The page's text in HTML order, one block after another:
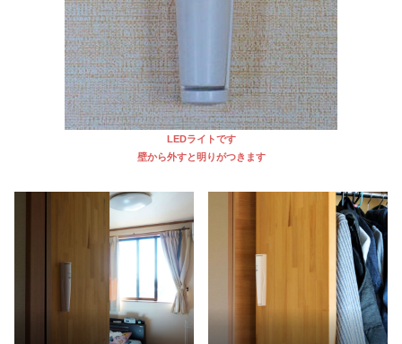
LEDライトです
壁から外すと明りがつきます